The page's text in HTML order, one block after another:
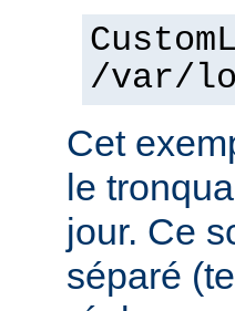
/var/
Cet
le
jour. Ce
séparé